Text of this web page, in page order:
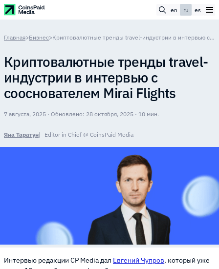
en ru es
Главная>Бизнес> Криптовалютные тренды travel-индустрии в интервью с сооснователем Mirai Flights
Криптовалютные тренды travel-
индустрии в интервью с
сооснователем Mirai Flights
7 августа, 2025 · Обновлено: 28 октября, 2025 · 10 мин.
Яна Таратун Editor in Chief @ CoinsPaid Media
Интервью редакции CP Media дал Евгений Чупров, который уже